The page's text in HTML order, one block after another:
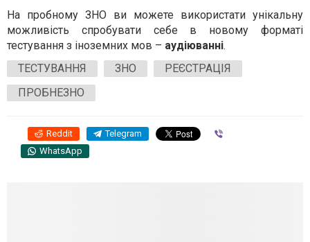
На пробному ЗНО ви можете використати унікальну
можливість спробувати себе в новому форматі
тестування з іноземних мов – аудіюванні.
ТЕСТУВАННЯ
ЗНО
РЕЄСТРАЦІЯ
ПРОБНЕЗНО
Reddit Telegram
WhatsApp